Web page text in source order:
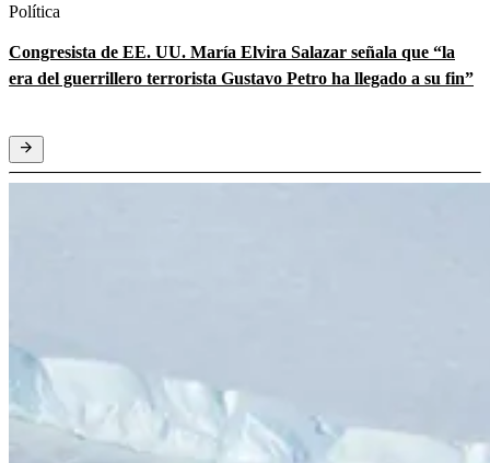
Política
Congresista de EE. UU. María Elvira Salazar señala que “la
era del guerrillero terrorista Gustavo Petro ha llegado a su fin”